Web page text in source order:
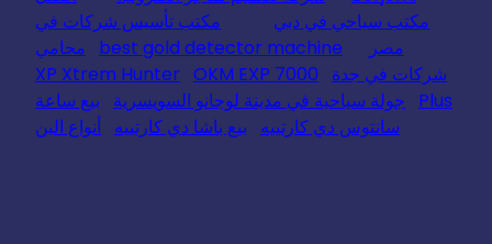
مكتب سياحي في دبي
مكتب تأسيس شركات في
مصر
best gold detector machine
محامي
شركات في جدة
XP Xtrem Hunter OKM EXP 7000
Plus
جولة سياحية في مدينة لوجانو السويسرية
بيع ساعة
سانتوس دي كارتييه
بيع باشا دي كارتييه أنواع البن